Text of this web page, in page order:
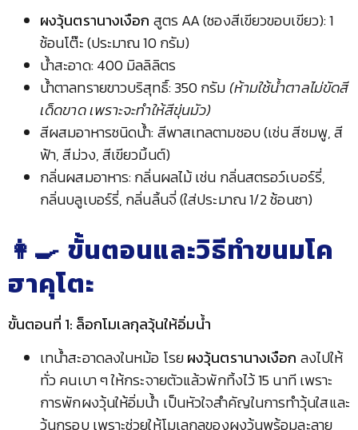
ผงวุ้นตรานางเงือก สูตร AA (ซองสีเขียวขอบเขียว): 1
ช้อนโต๊ะ (ประมาณ 10 กรัม)
น้ำสะอาด: 400 มิลลิลิตร
น้ำตาลทรายขาวบริสุทธิ์: 350 กรัม(ห้ามใช้น้ำตาลไม่ขัดสี
เด็ดขาด เพราะจะทำให้สีขุ่นมัว)
สีผสมอาหารชนิดน้ำ: สีพาสเทลตามชอบ (เช่น สีชมพู, สี
ฟ้า, สีม่วง, สีเขียวมิ้นต์)
กลิ่นผสมอาหาร: กลิ่นผลไม้ เช่น กลิ่นสตรอว์เบอร์รี่,
กลิ่นบลูเบอร์รี่, กลิ่นลิ้นจี่ (ใส่ประมาณ 1/2 ช้อนชา)
👩‍🍳 ขั้นตอนและวิธีทำขนมโค
ฮาคุโตะ
ขั้นตอนที่ 1: ล็อกโมเลกุลวุ้นให้อิ่มน้ำ
เทน้ำสะอาดลงในหม้อ โรยผงวุ้นตรานางเงือก ลงไปให้
ทั่ว คนเบา ๆ ให้กระจายตัวแล้วพักทิ้งไว้ 15 นาที เพราะ
การพักผงวุ้นให้อิ่มน้ำ เป็นหัวใจสำคัญในการทำวุ้นใสและ
วุ้นกรอบ เพราะช่วยให้โมเลกุลของผงวุ้นพร้อมละลาย